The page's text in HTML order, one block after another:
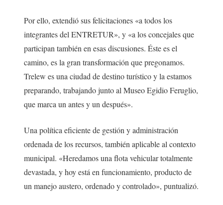
Por ello, extendió sus felicitaciones «a todos los
integrantes del ENTRETUR», y «a los concejales que
participan también en esas discusiones. Éste es el
camino, es la gran transformación que pregonamos.
Trelew es una ciudad de destino turístico y la estamos
preparando, trabajando junto al Museo Egidio Feruglio,
que marca un antes y un después».
Una política eficiente de gestión y administración
ordenada de los recursos, también aplicable al contexto
municipal. «Heredamos una flota vehicular totalmente
devastada, y hoy está en funcionamiento, producto de
un manejo austero, ordenado y controlado», puntualizó.